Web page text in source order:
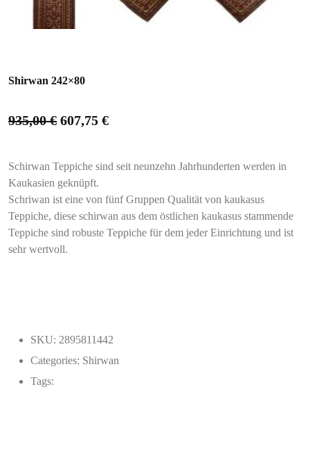
Shirwan 242×80
935,00€ 607,75 €
Schirwan Teppiche sind seit neunzehn Jahrhunderten werden in
Kaukasien geknüpft.
Schriwan ist eine von fünf Gruppen Qualität von kaukasus
Teppiche, diese schirwan aus dem östlichen kaukasus stammende
Teppiche sind robuste Teppiche für dem jeder Einrichtung und ist
sehr wertvoll.
SKU: 2895811442
Categories: Shirwan
Tags: